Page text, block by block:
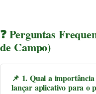
❓ Perguntas
de Campo)
📌 1. Qual a
lançar aplicativo para o